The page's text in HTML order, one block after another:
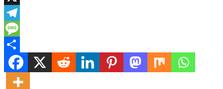
X
Telegram
Message
Share